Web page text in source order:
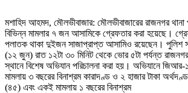
মশাহিদ আহমদ, মৌলভীবাজার: মৌলভীবাজারের রাজনগর থানা
বিভিন্ন মামলার ৭ জন আসামিকে গ্রেফতার করা হয়েছে।
পলাতক থাকা দুইজন সাজাপ্রাপ্ত আসামিও রয়েছেন। পুলিশ
(১২ জুন) রাত ১২টা ৩০ মিনিট থেকে ভোর ৫টা পর্যন্ত রাজনগর
স্থানে বিশেষ অভিযান পরিচালনা করা হয়। অভিযানে
মামলায় ৩ বছরের বিনাশ্রম কারাদণ্ড ও ২ হাজার টাকা
(৪৫) এবং একই মামলায় ১ বছরের বিনাশ্রম